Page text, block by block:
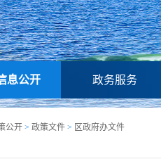
息公开 政务服务
公开 > 政策文件 > 区政府办文件